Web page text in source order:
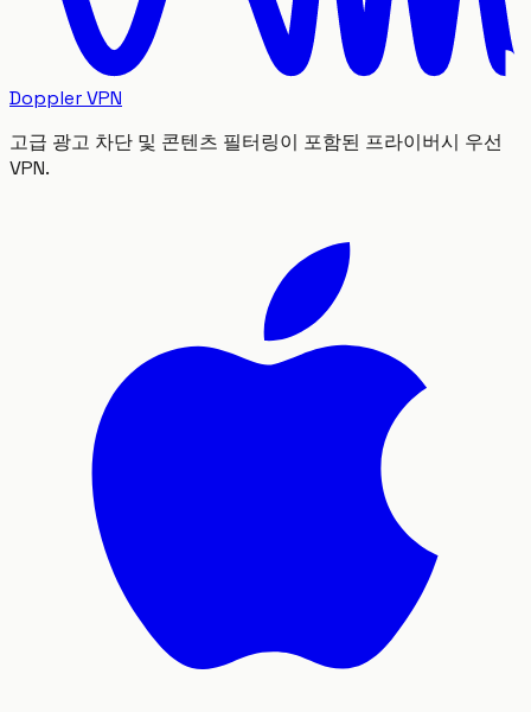
Doppler VPN
고급 광고 차단 및 콘텐츠 필터링이 포함된 프라이버시 우선
VPN.